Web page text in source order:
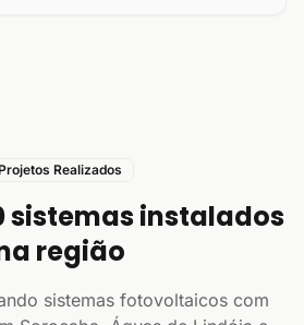
Realizados
sistemas instalados
região
sistemas fotovoltaicos com